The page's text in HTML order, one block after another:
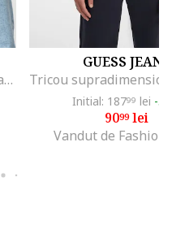
Tricou slim fit, Gri inchis melange
GUESS JEANS
Initial: 18799 lei -
9099lei
Vandut de Fashion